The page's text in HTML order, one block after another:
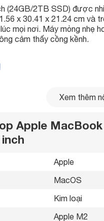
(24GB/2TB SSD) được
x 30.41 x 21.24 cm và
mọi nơi. Máy mỏng
cảm thấy cồng kềnh.
Xem thêm
Apple MacBook
inch
Apple
MacOS
Kim loại
Apple M2